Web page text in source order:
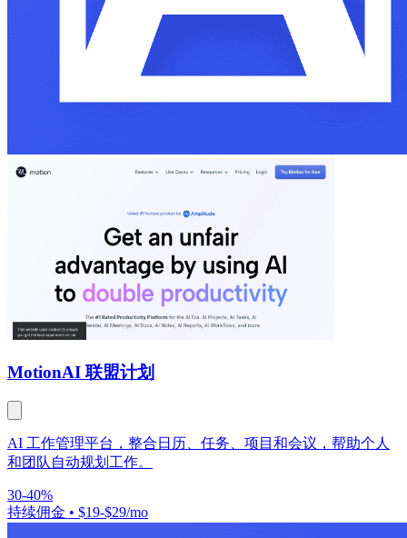
MotionAI 联盟计划
AI 工作管理平台，整合日历、任务、项目和会议，帮助个人
和团队自动规划工作。
30-40%
持续佣金 • $19-$29/mo